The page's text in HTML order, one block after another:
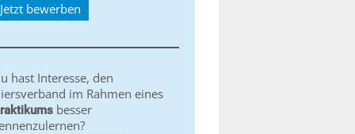
Jetzt bewerben
hast Interesse, den
im Rahmen eines
besser